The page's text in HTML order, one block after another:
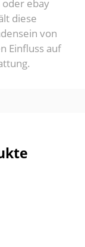
oder ebay
diese
von
Einfluss auf